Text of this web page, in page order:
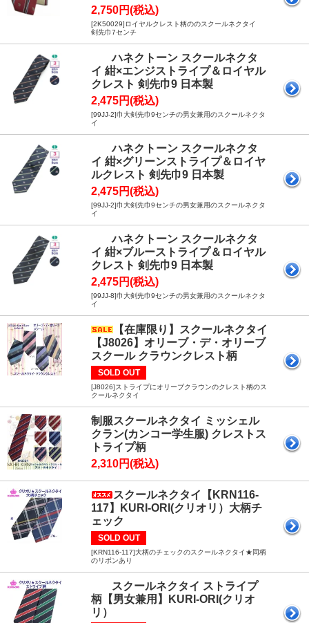
2,750円(税込)
[2K50029]ロイヤルクレスト柄ののスクールネクタイ
剣先巾7センチ
ハネクトーン スクールネクタ
イ 紺×エンジストライプ＆ロイヤル
クレスト 剣先巾9 日本製
2,475円(税込)
[99JJ-2]巾大剣先巾9センチの男女兼用のスクールネクタ
イ
ハネクトーン スクールネクタ
イ 紺×グリーンストライプ＆ロイヤ
ルクレスト 剣先巾9 日本製
2,475円(税込)
[99JJ-2]巾大剣先巾9センチの男女兼用のスクールネクタ
イ
ハネクトーン スクールネクタ
イ 紺×ブルーストライプ＆ロイヤル
クレスト 剣先巾9 日本製
2,475円(税込)
[99JJ-8]巾大剣先巾9センチの男女兼用のスクールネクタ
イ
【在庫限り】スクールネクタイ
【J8026】オリーブ・デ・オリーブ
スクール クラウンクレスト柄
SOLD OUT
[J8026]ストライプにオリーブクラウンのクレスト柄のス
クールネクタイ
制服スクールネクタイ ミッシェル
クラン(カンコー学生服) クレストス
トライプ柄
2,310円(税込)
スクールネクタイ【KRN116-
117】KURI-ORI(クリオリ）大柄チ
ェック
SOLD OUT
[KRN116-117]大柄のチェックのスクールネクタイ★同柄
のリボンあり
スクールネクタイ ストライプ
柄【男女兼用】KURI‐ORI(クリオ
リ）